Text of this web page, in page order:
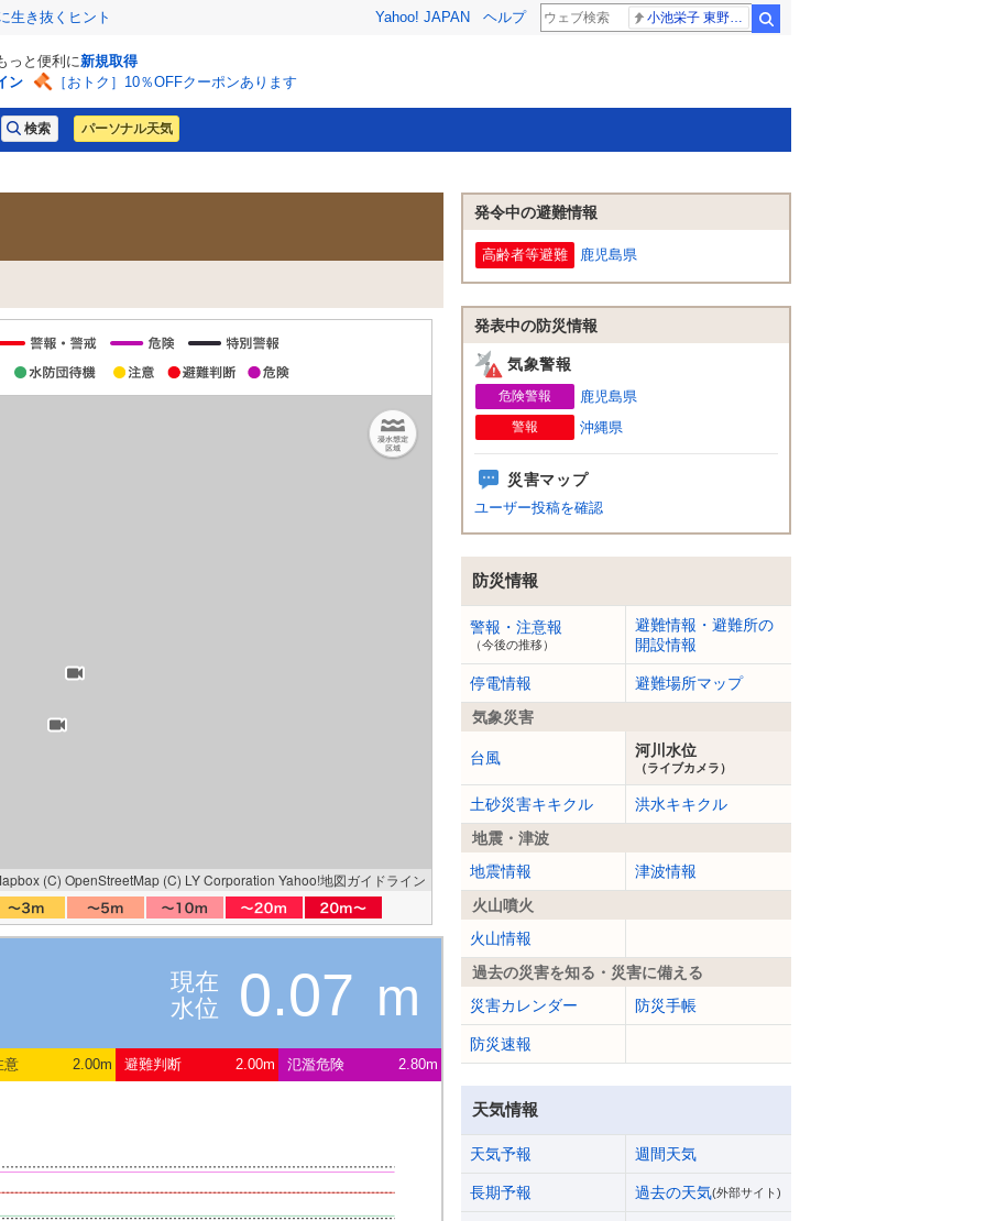
き抜くヒント Yahoo! JAPAN ヘルプ
っと便利に新規取得
ン
［おトク］10％OFFクーポンあります
パーソナル天気
(C) OpenStreetMap (C) LY Corporation Yahoo!地図ガイドライン
現在
水位
0.07 m
意 2.00m 避難判断 2.00m 氾濫危険 2.80m
発令中の避難情報
高齢者等避難 鹿児島県
発表中の防災情報
気象警報
危険警報 鹿児島県
警報 沖縄県
災害マップ
ユーザー投稿を確認
防災情報
警報・注意報
（今後の推移）
避難情報・避難所の
開設情報
停電情報
避難場所マップ
気象災害
台風 河川水位
（ライブカメラ）
土砂災害キキクル
洪水キキクル
地震・津波
地震情報
津波情報
火山噴火
火山情報
過去の災害を知る・災害に備える
災害カレンダー
防災手帳
防災速報
天気情報
天気予報 週間天気
長期予報 過去の天気(外部サイト)